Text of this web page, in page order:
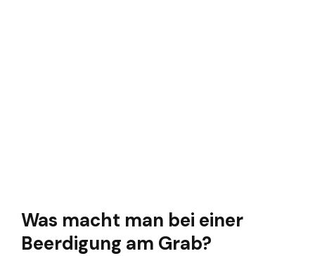
Was macht man bei einer
Beerdigung am Grab?